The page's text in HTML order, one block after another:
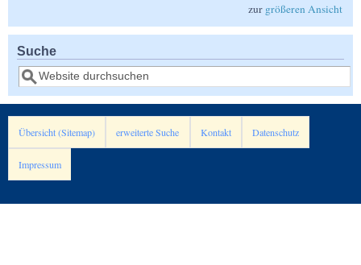
zur größeren Ansicht
Suche
Suche
Übersicht (Sitemap) erweiterte Suche Kontakt Datenschutz
Impressum